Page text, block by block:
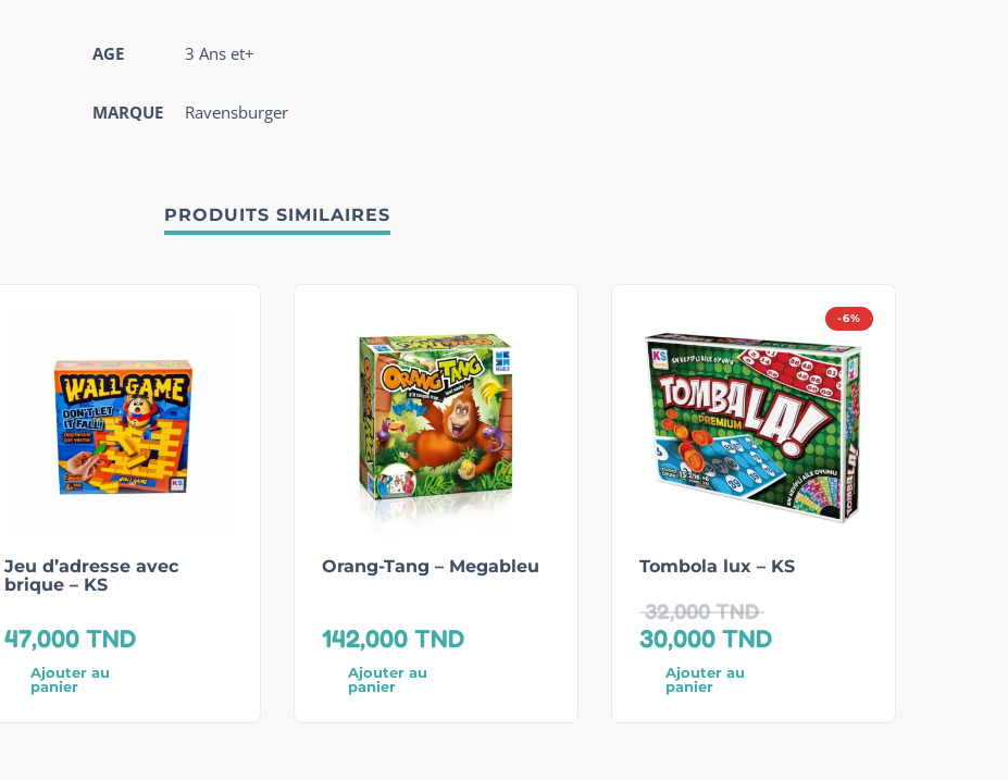
AGE 3 Ans et+
MARQUE Ravensburger
PRODUITS SIMILAIRES
Jeu d’adresse avec
brique – KS
47,000 TND
Ajouter au
panier
Orang-Tang – Megableu
142,000 TND
Ajouter au
panier
-6%
Tombola lux – KS
32,000TND
30,000 TND
Ajouter au
panier